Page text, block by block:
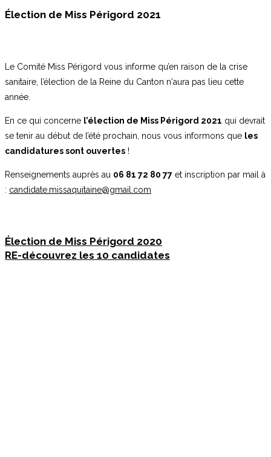
Élection de Miss Périgord 2021
Le Comité Miss Périgord vous informe qu’en raison de la crise
sanitaire, l’élection de la Reine du Canton n‘aura pas lieu cette
année.
En ce qui concerne l’élection de Miss Périgord 2021 qui devrait
se tenir au début de l’été prochain, nous vous informons que les
candidatures sont ouvertes !
Renseignements auprès au 06 81 72 80 77 et inscription par mail à
: candidate.missaquitaine@gmail.com
Élection de Miss Périgord 2020
RE-découvrez les 10 candidates